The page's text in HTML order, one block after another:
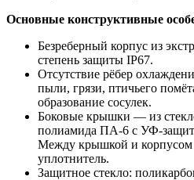
Основные конструктивные
Безреберный корпус из
степень защиты IP67.
Отсутствие рёбер
пыли, грязи, птичьего
образование сосулек.
Боковые крышки — из
полиамида ПА-6 с УФ-
Между крышкой и
уплотнитель.
Защитное стекло: